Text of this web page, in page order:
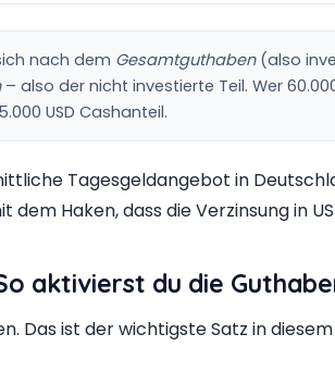
nach dem Gesamtguthaben(also
– also der nicht investierte Teil. Wer
USD Cashanteil.
Tagesgeldangebot in
Haken, dass die Verzinsung in
aktivierst du die
Das ist der wichtigste Satz in